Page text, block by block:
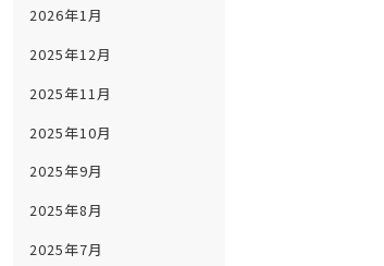
2026年1月
2025年12月
2025年11月
2025年10月
2025年9月
2025年8月
2025年7月